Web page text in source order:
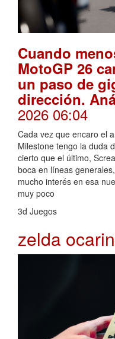
Cuando
MotoGP 26
un paso de
dirección.
2026 06:04
Cada vez que encaro el
Milestone tengo la duda
cierto que el último,
boca en líneas
mucho interés en esa
muy poco
3d Juegos
zelda